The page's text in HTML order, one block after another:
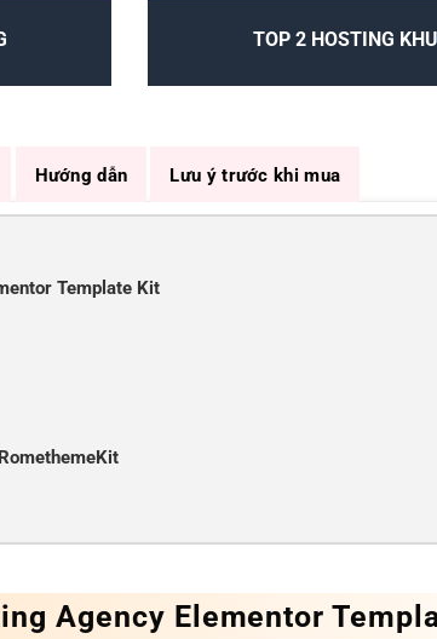
TOP 2 HOSTING
Hướng dẫn Lưu ý trước khi mua
Template Kit
Agency Elementor